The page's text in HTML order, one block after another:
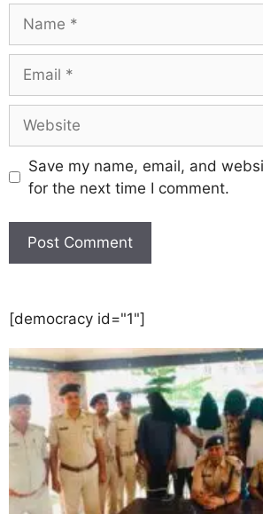
Save my name, email, and
for the next time I comment.
[democracy id="1"]